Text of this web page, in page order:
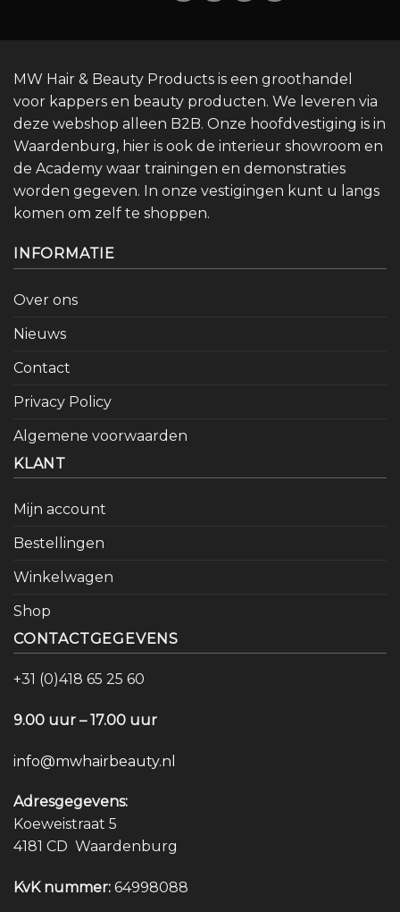
MW Hair & Beauty Products is een groothandel
voor kappers en beauty producten. We leveren via
deze webshop alleen B2B. Onze hoofdvestiging is in
Waardenburg, hier is ook de interieur showroom en
de Academy waar trainingen en demonstraties
worden gegeven. In onze vestigingen kunt u langs
komen om zelf te shoppen.
INFORMATIE
Over ons
Nieuws
Contact
Privacy Policy
Algemene voorwaarden
KLANT
Mijn account
Bestellingen
Winkelwagen
Shop
CONTACTGEGEVENS
+31 (0)418 65 25 60
9.00 uur – 17.00 uur
info@mwhairbeauty.nl
Adresgegevens:
Koeweistraat 5
4181 CD Waardenburg
KvK nummer: 64998088